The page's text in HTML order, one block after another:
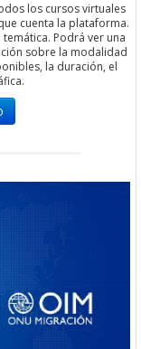
los cursos virtuales
cuenta la plataforma.
Podrá ver una
sobre la modalidad
la duración, el